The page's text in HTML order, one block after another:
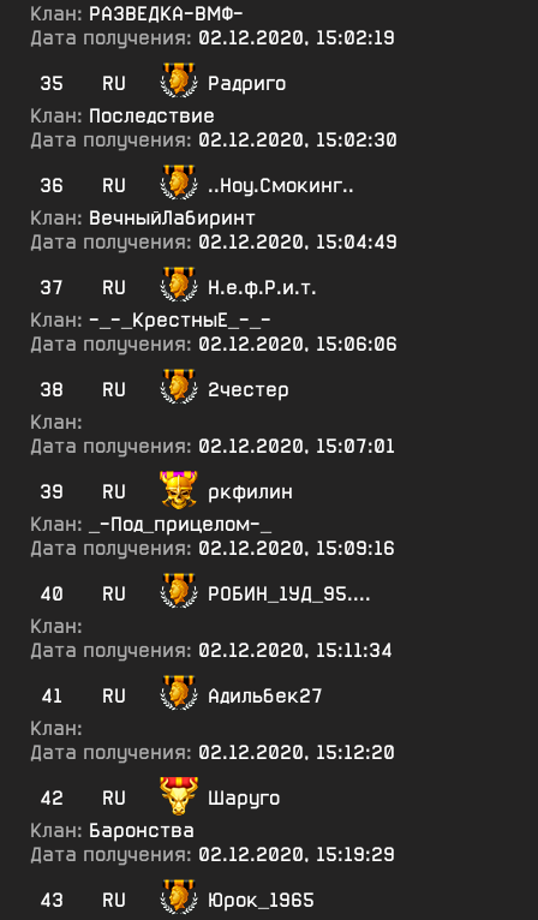
Клан: РАЗВЕДКА-ВМФ-
Дата получения: 02.12.2020, 15:02:19
35
RU
Радриго
Клан: Последствие
Дата получения: 02.12.2020, 15:02:30
36
RU
..Ноу.Смокинг..
Клан: ВечныйЛабиринт
Дата получения: 02.12.2020, 15:04:49
37
RU
Н.е.ф.Р.и.т.
Клан: -_-_КрестныЕ_-_-
Дата получения: 02.12.2020, 15:06:06
38
RU
2честер
Клан:
Дата получения: 02.12.2020, 15:07:01
39
RU
ркфилин
Клан:
_-Под_прицелом-_
Дата получения: 02.12.2020, 15:09:16
40
RU
РОБИН_1УД_95....
Клан:
Дата получения: 02.12.2020, 15:11:34
41
RU
Адильбек27
Клан:
Дата получения: 02.12.2020, 15:12:20
42
RU
Шаруго
Клан: Баронства
Дата получения: 02.12.2020, 15:19:29
43
RU
Юрок_1965